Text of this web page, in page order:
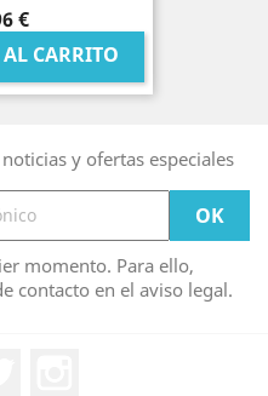
€
CARRITO
y ofertas especiales
momento. Para ello,
contacto en el aviso legal.